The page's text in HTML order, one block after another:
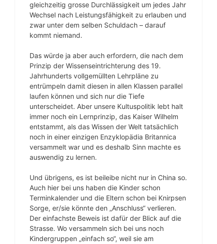
gleichzeitig grosse Durchlässigkeit um jedes Jahr
Wechsel nach Leistungsfähigkeit zu erlauben und
zwar unter dem selben Schuldach – darauf
kommt niemand.
Das würde ja aber auch erfordern, die nach dem
Prinzip der Wissenseintrichterung des 19.
Jahrhunderts vollgemüllten Lehrpläne zu
entrümpeln damit diesen in allen Klassen parallel
laufen können und sich nur die Tiefe
unterscheidet. Aber unsere Kultuspolitik lebt halt
immer noch ein Lernprinzip, das Kaiser Wilhelm
entstammt, als das Wissen der Welt tatsächlich
noch in einer einzigen Enzyklopädia Britannica
versammelt war und es deshalb Sinn machte es
auswendig zu lernen.
Und übrigens, es ist beileibe nicht nur in China so.
Auch hier bei uns haben die Kinder schon
Terminkalender und die Eltern schon bei Knirpsen
Sorge, er/sie könnte den „Anschluss“ verlieren.
Der einfachste Beweis ist dafür der Blick auf die
Strasse. Wo versammeln sich bei uns noch
Kindergruppen „einfach so“, weil sie am